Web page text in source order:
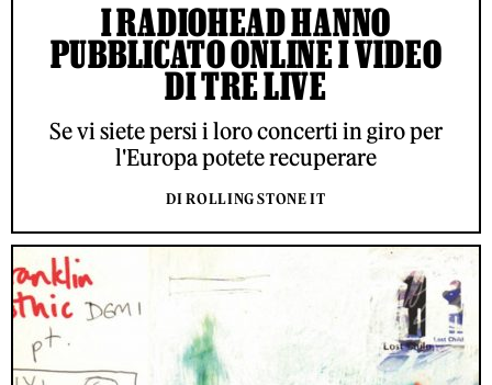
I RADIOHEAD HANNO
PUBBLICATO ONLINE I VIDEO
DI TRE LIVE
Se vi siete persi i loro concerti in giro per
l'Europa potete recuperare
DI ROLLING STONE IT